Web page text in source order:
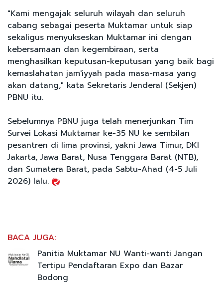
"Kami mengajak seluruh wilayah dan seluruh
cabang sebagai peserta Muktamar untuk siap
sekaligus menyukseskan Muktamar ini dengan
kebersamaan dan kegembiraan, serta
menghasilkan keputusan-keputusan yang baik bagi
kemaslahatan jam'iyyah pada masa-masa yang
akan datang," kata Sekretaris Jenderal (Sekjen)
PBNU itu.
Sebelumnya PBNU juga telah menerjunkan Tim
Survei Lokasi Muktamar ke-35 NU ke sembilan
pesantren di lima provinsi, yakni Jawa Timur, DKI
Jakarta, Jawa Barat, Nusa Tenggara Barat (NTB),
dan Sumatera Barat, pada Sabtu-Ahad (4-5 Juli
2026) lalu.
BACA JUGA:
Panitia Muktamar NU Wanti-wanti Jangan
Tertipu Pendaftaran Expo dan Bazar
Bodong